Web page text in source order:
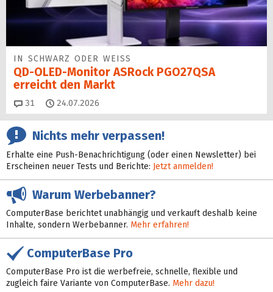
IN SCHWARZ ODER WEISS
QD-OLED-Monitor ASRock PGO27QSA
erreicht den Markt
31 Kommentare
24.07.2026
Nichts mehr verpassen!
Erhalte eine Push-Benachrichtigung (oder einen Newsletter) bei
Erscheinen neuer Tests und Berichte: Jetzt anmelden!
Warum Werbebanner?
ComputerBase berichtet unabhängig und verkauft deshalb keine
Inhalte, sondern Werbebanner. Mehr erfahren!
ComputerBase Pro
ComputerBase Pro ist die werbefreie, schnelle, flexible und
zugleich faire Variante von ComputerBase. Mehr dazu!